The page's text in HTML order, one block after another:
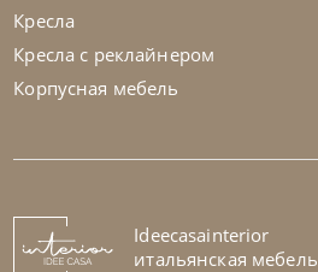
Диван Royal
На заказ 45-90 дн
Кресла
Кресла с реклайнером
Корпусная мебель
Ideecasainterior
итальянская мебель